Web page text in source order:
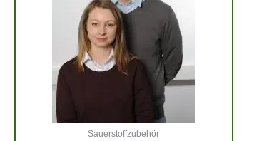
Sauerstoffzubehör